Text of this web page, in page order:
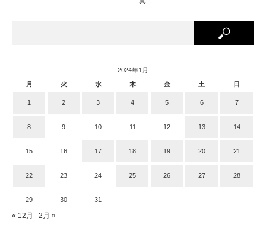
2024年1月
月
火 水 木 金 土 日
1 2 3 4 5 6 7
8 9 10 11 12 13 14
15 16 17 18 19 20 21
22 23 24 25 26 27 28
29 30 31
« 12月 2月 »